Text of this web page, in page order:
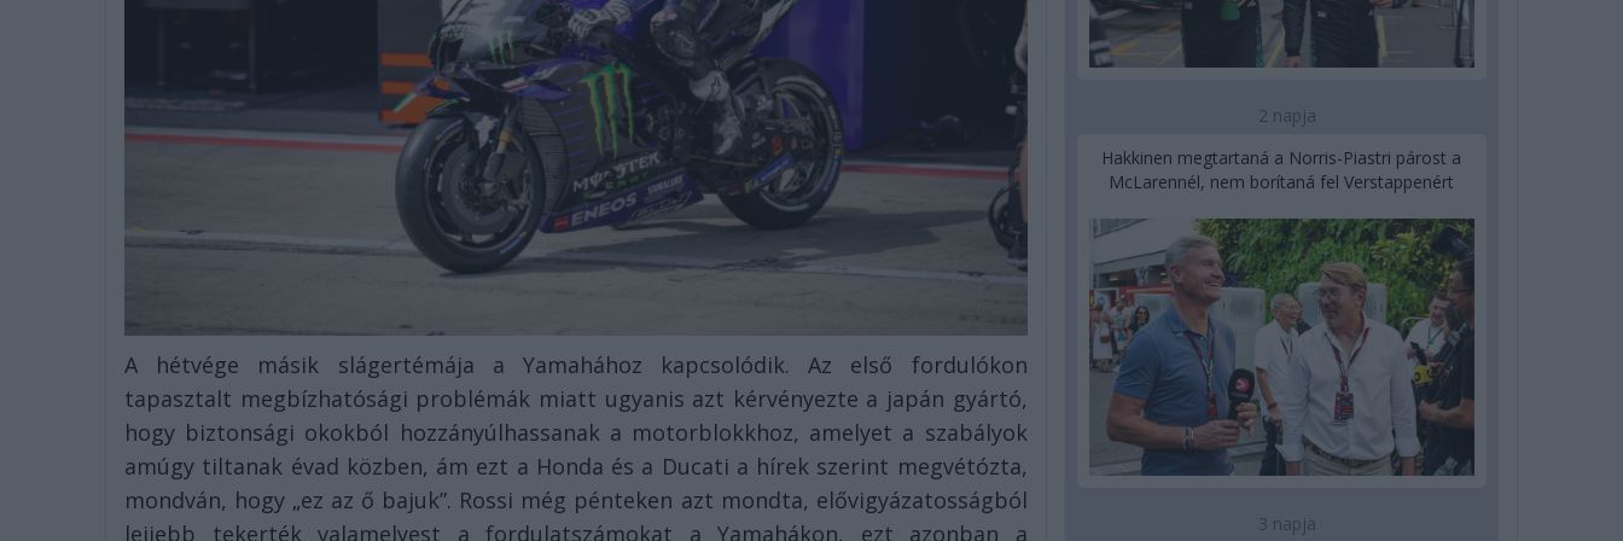
A hétvége másik slágertémája a Yamahához kapcsolódik. Az első fordulókon
tapasztalt megbízhatósági problémák miatt ugyanis azt kérvényezte a japán gyártó,
hogy biztonsági okokból hozzányúlhassanak a motorblokkhoz, amelyet a szabályok
amúgy tiltanak évad közben, ám ezt a Honda és a Ducati a hírek szerint megvétózta,
mondván, hogy „ez az ő bajuk”. Rossi még pénteken azt mondta, elővigyázatosságból
lejjebb tekerték valamelyest a fordulatszámokat a Yamahákon, ezt azonban a
2 napja
Hakkinen megtartaná a Norris-Piastri párost a
McLarennél, nem borítaná fel Verstappenért
3 napja